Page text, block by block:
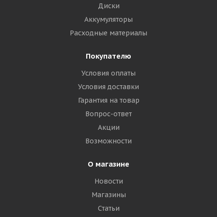
Подробнее
Диски
Аккумуляторы
Расходные материалы
Покупателю
Условия оплаты
Условия доставки
Гарантия на товар
Вопрос-ответ
Акции
Возможности
О магазине
Новости
Магазины
Статьи